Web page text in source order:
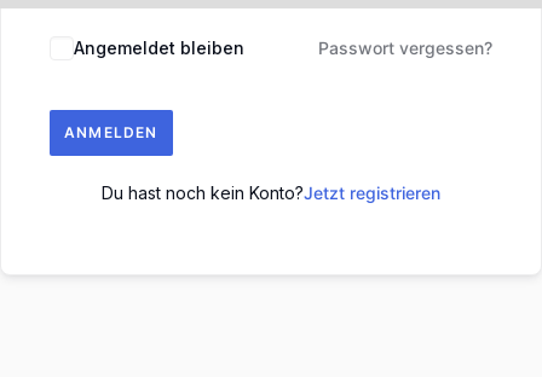
Angemeldet bleiben Passwort vergessen?
ANMELDEN
Du hast noch kein Konto?Jetzt registrieren